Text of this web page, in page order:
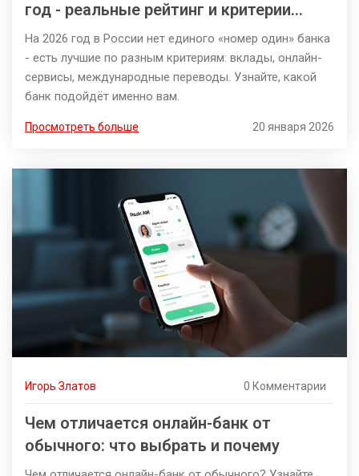
год - реальные рейтинг и критерии
выбора
На 2026 год в России нет единого «номер один» банка
- есть лучшие по разным критериям: вклады, онлайн-
сервисы, международные переводы. Узнайте, какой
банк подойдёт именно вам.
Просмотреть больше 20 января 2026
Игорь Златов 0 Комментарии
Чем отличается онлайн-банк от
обычного: что выбрать и почему